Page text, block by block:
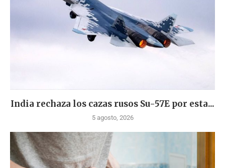
India rechaza los cazas rusos Su-57E por esta...
5 agosto, 2026